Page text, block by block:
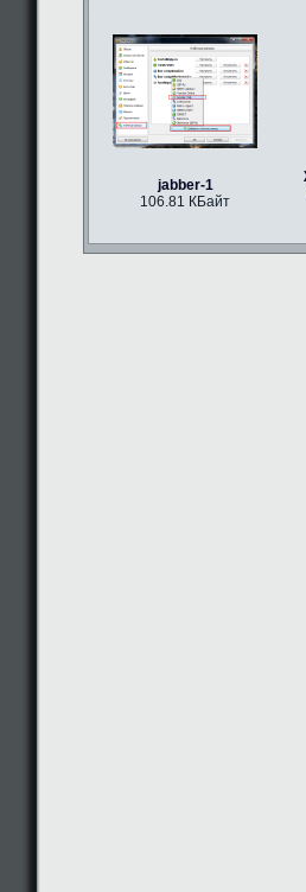
jabber-1
106.81 КБайт